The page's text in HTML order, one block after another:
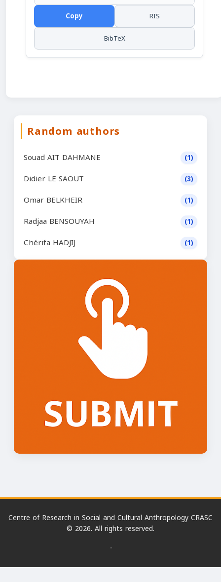
Copy
RIS
BibTeX
Random authors
Souad AIT DAHMANE (1)
Didier LE SAOUT (3)
Omar BELKHEIR (1)
Radjaa BENSOUYAH (1)
Chérifa HADJIJ (1)
Centre of Research in Social and Cultural Anthropology CRASC
© 2026. All rights reserved.
-